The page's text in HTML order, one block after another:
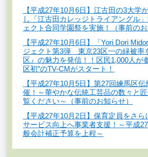
【平成27年10月6日】江古田の3大学
し「江古田カレッジトライアングル
ェクト合同学園祭を実施！（事前のお
【平成27年10月6日】「Yori Dori
ジェクト第3弾 東京23区一の緑被率
区』の魅力を発信！！区民1,000人が
区初”のTV-CMがスタート！
【平成27年10月5日】第27回練馬区
催！～華やかな伝統工芸品の数々と
覧ください～（事前のお知らせ）
【平成27年10月2日】保育定員をさ
サービス向上へ事業者支援！～平成
般会計補正予算を上程～